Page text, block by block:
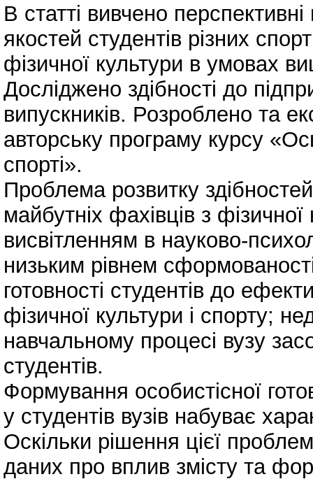
В статті вивчено
якостей студентів різних
фізичної культури в умовах
Досліджено здібності до
випускників. Розроблено та
авторську програму курсу
спорті».
Проблема розвитку
майбутніх фахівців з
висвітленням в науково-
низьким рівнем
готовності студентів до
фізичної культури і спорту;
навчальному процесі вузу
студентів.
Формування особистісної
у студентів вузів набуває
Оскільки рішення цієї
даних про вплив змісту та